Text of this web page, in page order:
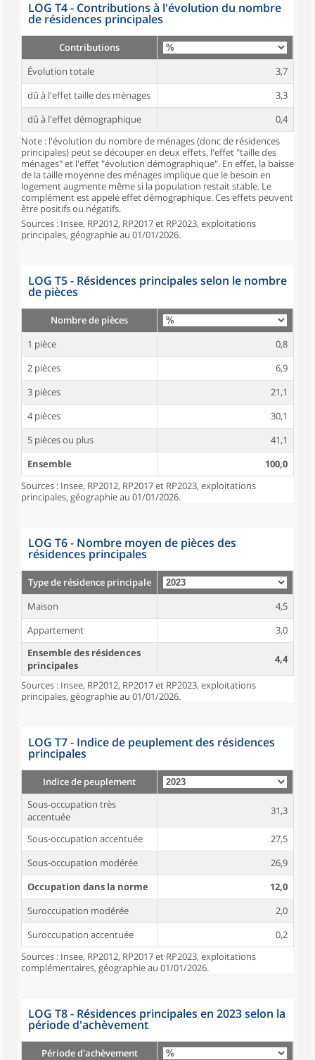
LOG T4 - Contributions à l'évolution du nombre
de résidences principales
Contributions
Évolution totale
3,7
dû à l'effet taille des ménages
3,3
dû à l'effet démographique
0,4
Note : l'évolution du nombre de ménages (donc de résidences
principales) peut se découper en deux effets, l'effet "taille des
ménages" et l'effet "évolution démographique". En effet, la baisse
de la taille moyenne des ménages implique que le besoin en
logement augmente même si la population restait stable. Le
complément est appelé effet démographique. Ces effets peuvent
être positifs ou négatifs.
Sources : Insee, RP2012, RP2017 et RP2023, exploitations
principales, géographie au 01/01/2026.
LOG T5 - Résidences principales selon le nombre
de pièces
Nombre de pièces
1 pièce
0,8
2 pièces
6,9
3 pièces
21,1
4 pièces
30,1
5 pièces ou plus
41,1
Ensemble
100,0
Sources : Insee, RP2012, RP2017 et RP2023, exploitations
principales, géographie au 01/01/2026.
LOG T6 - Nombre moyen de pièces des
résidences principales
Type de résidence principale
Maison
4,5
Appartement
3,0
Ensemble des résidences
principales
4,4
Sources : Insee, RP2012, RP2017 et RP2023, exploitations
principales, géographie au 01/01/2026.
LOG T7 - Indice de peuplement des résidences
principales
Indice de peuplement
Sous-occupation très
accentuée
31,3
Sous-occupation accentuée
27,5
Sous-occupation modérée
26,9
Occupation dans la norme
12,0
Suroccupation modérée
2,0
Suroccupation accentuée
0,2
Sources : Insee, RP2012, RP2017 et RP2023, exploitations
complémentaires, géographie au 01/01/2026.
LOG T8 - Résidences principales en 2023 selon la
période d'achèvement
Période d'achèvement